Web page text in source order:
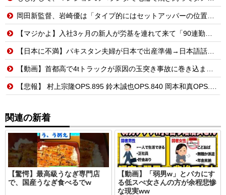
岡田新監督、岩崎優は「タイプ的にはセットアッパーの位置が一番合うてる」←おーん
【マジかよ】入社3ヶ月の新人が労基を連れて来て「90連勤させられました」「労働基準法違反です」→俺「彼は30連休中ですが?」
【日本に不満】パキスタン夫婦が日本で出産準備→日本語話せないため病院に断られる
【動画】首都高で4tトラックが原因の玉突き事故に巻き込まれた軽バンの車載。
【悲報】 村上宗隆OPS.895 鈴木誠也OPS.840 岡本和真OPS.742 吉田正尚OPS.740←これ
関連の新着
【驚愕】最高級うなぎ専門店
で、国産うなぎ食べるでw
【動画】「弱男w」とバカにす
る低スぺ女さんの方が余程悲惨
な現実ww